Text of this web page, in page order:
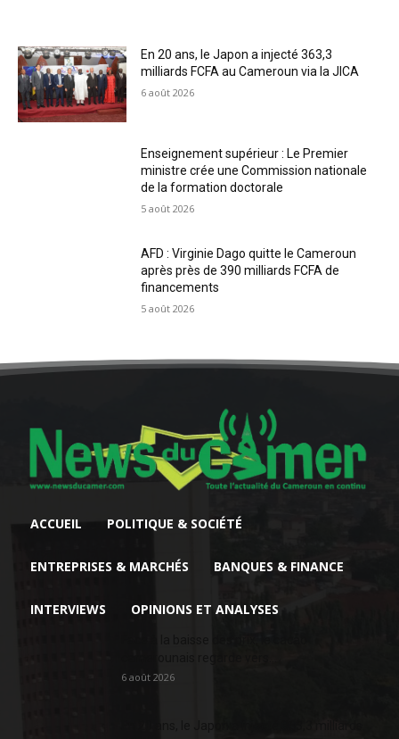
En 20 ans, le Japon a injecté 363,3
milliards FCFA au Cameroun via la JICA
6 août 2026
Enseignement supérieur : Le Premier
ministre crée une Commission nationale
de la formation doctorale
5 août 2026
AFD : Virginie Dago quitte le Cameroun
après près de 390 milliards FCFA de
financements
5 août 2026
ACCUEIL POLITIQUE & SOCIÉTÉ
ENTREPRISES & MARCHÉS BANQUES & FINANCE
INTERVIEWS OPINIONS ET ANALYSES
6 août 2026